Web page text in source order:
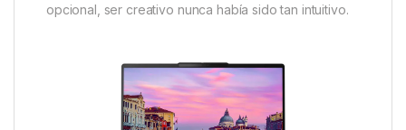
opcional, ser creativo nunca había sido tan intuitivo.